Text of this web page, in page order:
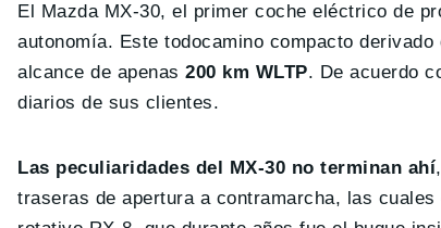
El Mazda MX-30, el primer coche eléctrico de
autonomía. Este todocamino compacto
alcance de apenas200 km WLTP. De acuerdo
diarios de sus clientes.
Las peculiaridades del MX-30 no terminan ahí
traseras de apertura a contramarcha, las